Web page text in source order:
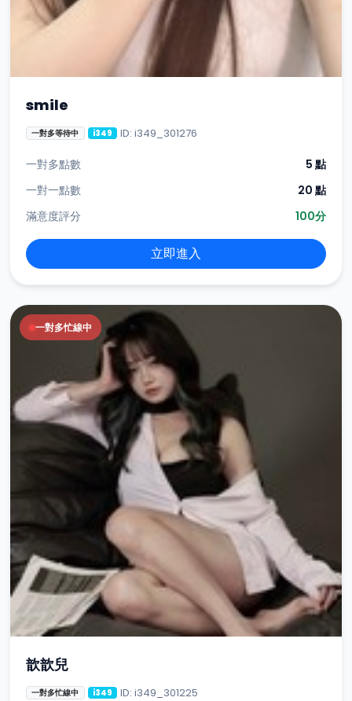
smile
一對多等待中 i349 ID: i349_301276
一對多點數
5 點
一對一點數
20 點
滿意度評分
100分
立即進入
一對多忙線中
歆歆兒
一對多忙線中 i349 ID: i349_301225